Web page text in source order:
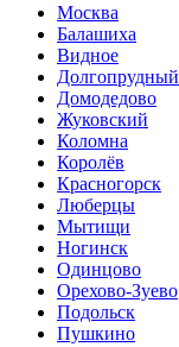
Москва
Балашиха
Видное
Долгопрудный
Домодедово
Жуковский
Коломна
Королёв
Красногорск
Люберцы
Мытищи
Ногинск
Одинцово
Орехово-Зуево
Подольск
Пушкино